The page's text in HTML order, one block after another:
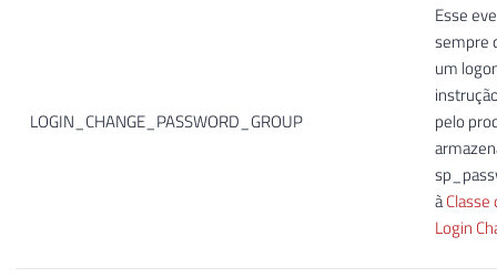
LOGIN_CHANGE_PASSWORD_GROUP
Esse
sempre
um
pelo
à
Login